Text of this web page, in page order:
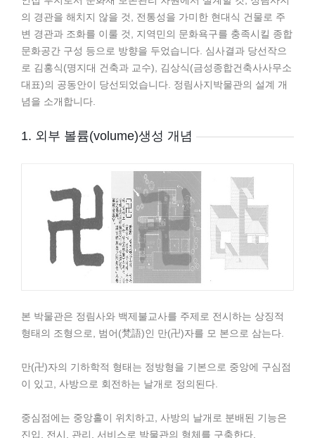
의 경관을 해치지 않을 것, 전통성을 가미한 현대식 건물로 주
변 경관과 조화를 이룰 것, 지역민의 문화욕구를 충족시킬 종합
문화공간 구성 등으로 방향을 두었습니다. 심사결과 당선작으
로 김홍식(명지대 건축과 교수), 김상식(금성종합건축사사무소
대표)의 공동안이 당선되었습니다. 정림사지박물관의 설계 개
념을 소개합니다.
1. 외부 볼륨(volume)생성 개념
본 박물관은 정림사와 백제불교사를 주제로 전시하는 상징적
형태의 조형으로, 범어(梵語)인 만(卍)자를 모 본으로 삼는다.
만(卍)자의 기하학적 형태는 정방형을 기본으로 중앙에 구심점
이 있고, 사방으로 회전하는 날개로 정의된다.
중심점에는 중앙홀이 위치하고, 사방의 날개로 분배된 기능은
진입, 전시, 관리, 서비스로 박물관의 형체를 구축한다.